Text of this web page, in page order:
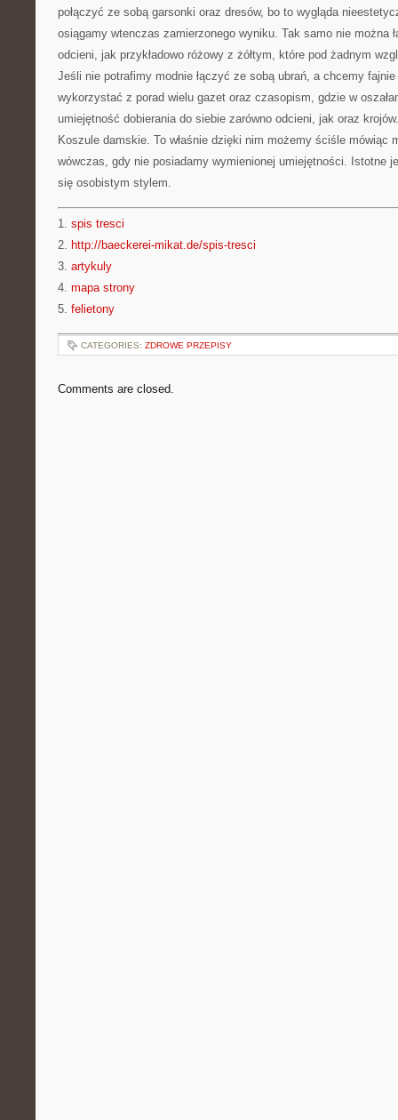
połączyć ze sobą garsonki oraz dresów, bo to wygląda
osiągamy wtenczas zamierzonego wyniku. Tak samo nie można
odcieni, jak przykładowo różowy z żółtym, które pod żadnym
Jeśli nie potrafimy modnie łączyć ze sobą ubrań, a chcemy
wykorzystać z porad wielu gazet oraz czasopism, gdzie w
umiejętność dobierania do siebie zarówno odcieni, jak oraz
Koszule damskie. To właśnie dzięki nim możemy ściśle mówiąc
wówczas, gdy nie posiadamy wymienionej umiejętności. Istotne
się osobistym stylem.
1. spis tresci
2. http://baeckerei-mikat.de/spis-tresci
3. artykuly
4. mapa strony
5. felietony
CATEGORIES: ZDROWE PRZEPISY
Comments are closed.